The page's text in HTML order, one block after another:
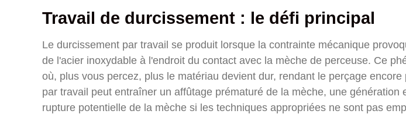
Travail de durcissement : le défi principal
Le durcissement par travail se produit lorsque la contrainte mécanique
de l'acier inoxydable à l'endroit du contact avec la mèche de perceuse. Ce
où, plus vous percez, plus le matériau devient dur, rendant le perçage
par travail peut entraîner un affûtage prématuré de la mèche, une génération
rupture potentielle de la mèche si les techniques appropriées ne sont pas